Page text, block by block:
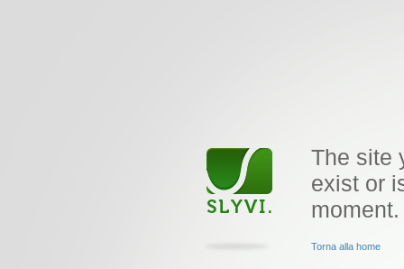
The site
exist or
moment.
Torna alla home